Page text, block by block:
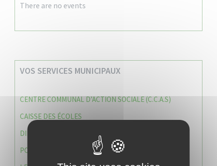
There are no events
VOS SERVICES MUNICIPAUX
CENTRE COMMUNAL D’ACTION SOCIALE (C.C.A.S)
CAISSE DES ÉCOLES
DIRECTION DES SERVICES TECHNIQUES
POLICE MUNICIPALE